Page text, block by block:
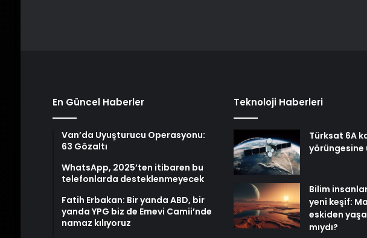
En Güncel Haberler
Van’da Uyuşturucu Operasyonu:
63 Gözaltı
WhatsApp, 2025’ten itibaren bu
telefonlarda desteklenmeyecek
Fatih Erbakan: Bir yanda ABD, bir
yanda YPG biz de Emevi Camii’nde
namaz kılıyoruz
Teknoloji Haberleri
Türksat 6A
yörüngesine
Bilim
yeni keşif:
eskiden
mıydı?